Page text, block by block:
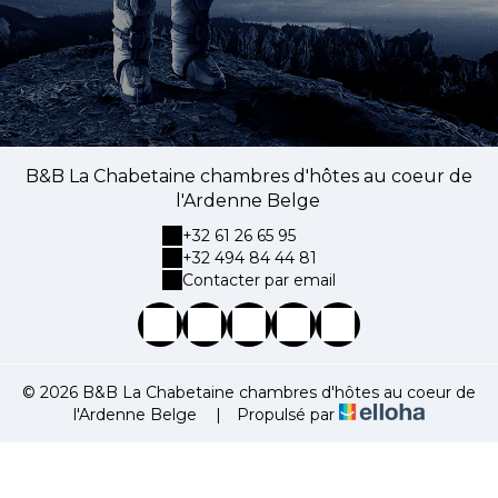
B&B La Chabetaine chambres d'hôtes au coeur de
l'Ardenne Belge
+32 61 26 65 95
+32 494 84 44 81
Contacter par email
© 2026 B&B La Chabetaine chambres d'hôtes au coeur de
l'Ardenne Belge
| Propulsé par